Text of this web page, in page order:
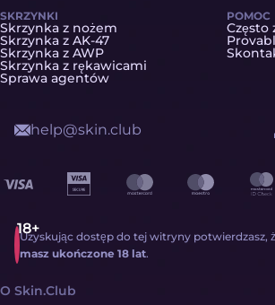
SKRZYNKI
Skrzynka z nożem
Skrzynka z AK-47
Skrzynka z AWP
Skrzynka z rękawicami
Sprawa agentów
POMOC
Często
Uzyskując dostęp do tej witryny potwierdzasz,
masz ukończone 18 lat.
help@skin.club
O Skin.Club